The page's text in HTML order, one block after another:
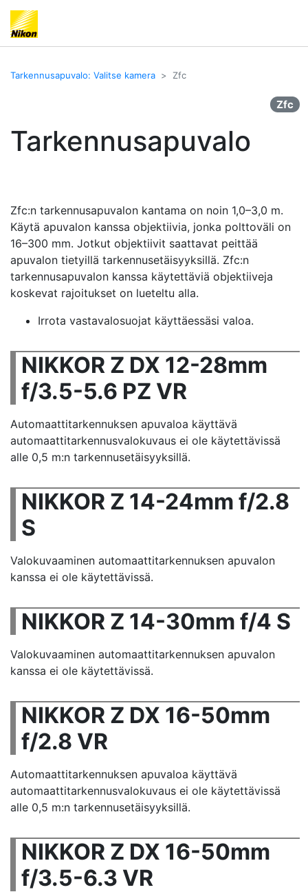
Tarkennusapuvalo: Valitse kamera Zfc
Zfc
Tarkennusapuvalo
Zfc:n tarkennusapuvalon kantama on noin 1,0–3,0 m.
Käytä apuvalon kanssa objektiivia, jonka polttoväli on
16–300 mm. Jotkut objektiivit saattavat peittää
apuvalon tietyillä tarkennusetäisyyksillä. Zfc:n
tarkennusapuvalon kanssa käytettäviä objektiiveja
koskevat rajoitukset on lueteltu alla.
Irrota vastavalosuojat käyttäessäsi valoa.
NIKKOR Z DX 12-28mm
f/3.5-5.6 PZ VR
Automaattitarkennuksen apuvaloa käyttävä
automaattitarkennusvalokuvaus ei ole käytettävissä
alle 0,5 m:n tarkennusetäisyyksillä.
NIKKOR Z 14-24mm f/2.8
S
Valokuvaaminen automaattitarkennuksen apuvalon
kanssa ei ole käytettävissä.
NIKKOR Z 14-30mm f/4 S
Valokuvaaminen automaattitarkennuksen apuvalon
kanssa ei ole käytettävissä.
NIKKOR Z DX 16-50mm
f/2.8 VR
Automaattitarkennuksen apuvaloa käyttävä
automaattitarkennusvalokuvaus ei ole käytettävissä
alle 0,5 m:n tarkennusetäisyyksillä.
NIKKOR Z DX 16-50mm
f/3.5-6.3 VR